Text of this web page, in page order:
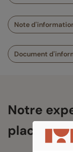
Note
Document
Notre